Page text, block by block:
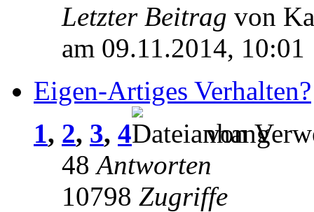
Letzter Beitrag von
am 09.11.2014, 10:01
Eigen-Artiges Verhalten?
1, 2, 3, 4
von
48Antworten
10798 Zugriffe